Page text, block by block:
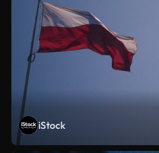
iStock